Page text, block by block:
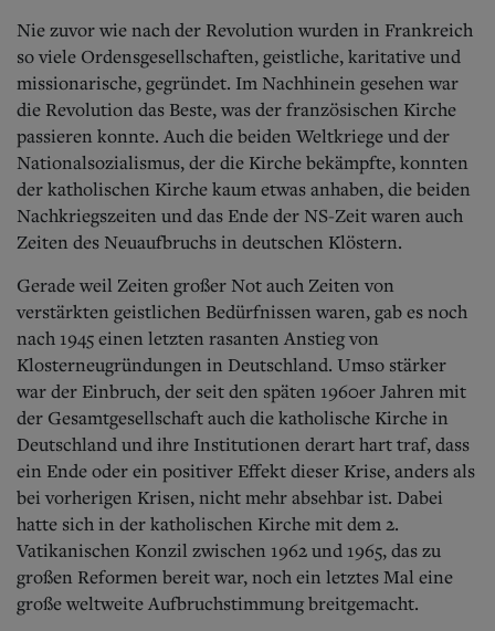
Nie zuvor wie nach der Revolution wurden in Frankreich
so viele Ordensgesellschaften, geistliche, karitative und
missionarische, gegründet. Im Nachhinein gesehen war
die Revolution das Beste, was der französischen Kirche
passieren konnte. Auch die beiden Weltkriege und der
Nationalsozialismus, der die Kirche bekämpfte, konnten
der katholischen Kirche kaum etwas anhaben, die beiden
Nachkriegszeiten und das Ende der NS-Zeit waren auch
Zeiten des Neuaufbruchs in deutschen Klöstern.
Gerade weil Zeiten großer Not auch Zeiten von
verstärkten geistlichen Bedürfnissen waren, gab es noch
nach 1945 einen letzten rasanten Anstieg von
Klosterneugründungen in Deutschland. Umso stärker
war der Einbruch, der seit den späten 1960er Jahren mit
der Gesamtgesellschaft auch die katholische Kirche in
Deutschland und ihre Institutionen derart hart traf, dass
ein Ende oder ein positiver Effekt dieser Krise, anders als
bei vorherigen Krisen, nicht mehr absehbar ist. Dabei
hatte sich in der katholischen Kirche mit dem 2.
Vatikanischen Konzil zwischen 1962 und 1965, das zu
großen Reformen bereit war, noch ein letztes Mal eine
große weltweite Aufbruchstimmung breitgemacht.